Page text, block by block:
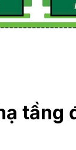
tầng